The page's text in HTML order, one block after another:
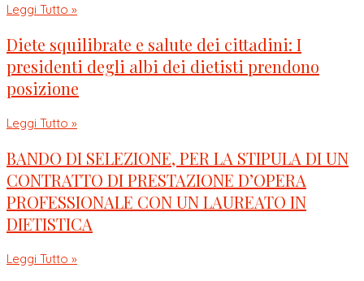
Leggi Tutto »
Diete squilibrate e salute dei cittadini: I
presidenti degli albi dei dietisti prendono
posizione
Leggi Tutto »
BANDO DI SELEZIONE, PER LA STIPULA DI UN
CONTRATTO DI PRESTAZIONE D’OPERA
PROFESSIONALE CON UN LAUREATO IN
DIETISTICA
Leggi Tutto »